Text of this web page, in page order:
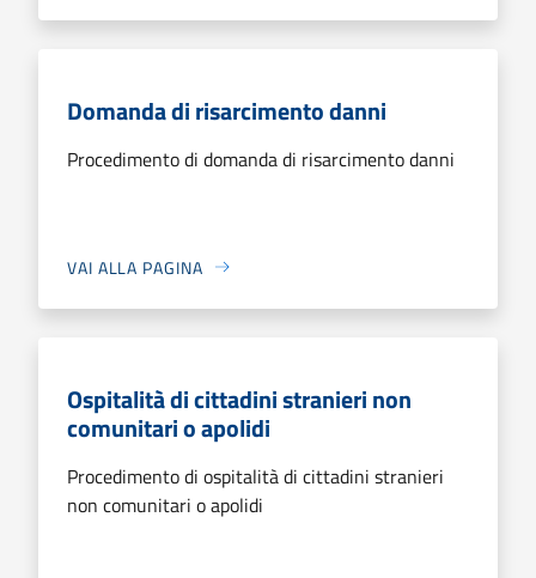
Domanda di risarcimento danni
Procedimento di domanda di risarcimento danni
VAI ALLA PAGINA
Ospitalità di cittadini stranieri non
comunitari o apolidi
Procedimento di ospitalità di cittadini stranieri
non comunitari o apolidi